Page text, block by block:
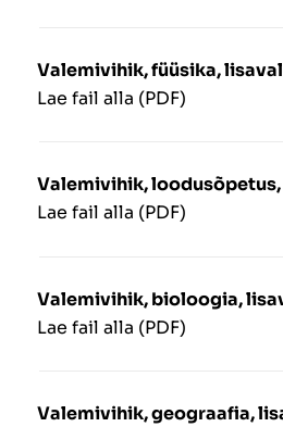
Valemivihik, füüsika,
Lae fail alla (PDF)
Valemivihik,
Lae fail alla (PDF)
Valemivihik, bioloogia,
Lae fail alla (PDF)
Valemivihik, geograafia,